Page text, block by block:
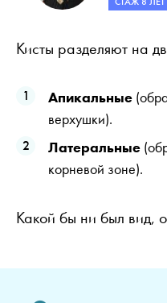
Кисты разделяют на
Апикальные
верхушки).
Латеральные
корневой зоне).
Какой бы ни был вид,